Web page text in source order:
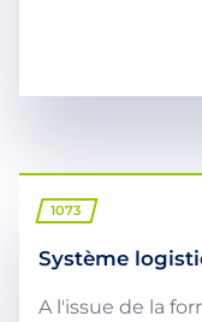
1073
Système
A l'issue de la